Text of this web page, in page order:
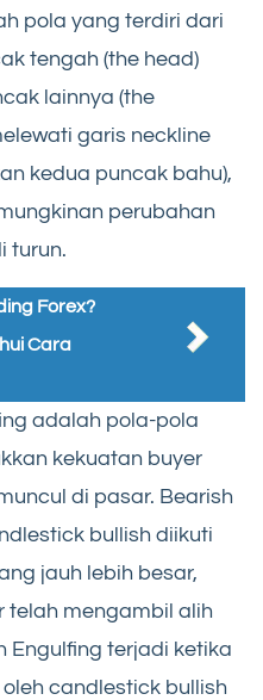
pola yang terdiri dari
tengah (the head)
lainnya (the
garis neckline
kedua puncak bahu),
perubahan
turun.
Forex?
Cara
adalah pola-pola
kekuatan buyer
di pasar. Bearish
bullish diikuti
jauh lebih besar,
telah mengambil alih
Engulfing terjadi ketika
candlestick bullish